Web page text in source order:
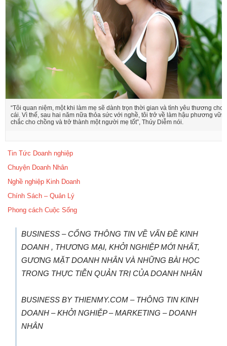
“Tôi quan niệm, một khi làm mẹ sẽ dành trọn thời gian và tình yêu thương cho
cái. Vì thế, sau hai năm nữa thỏa sức với nghề, tôi trở về làm hậu phương
chắc cho chồng và trở thành một người mẹ tốt”, Thúy Diễm nói.
Tin Tức Doanh nghiệp
Chuyện Doanh Nhân
Nghề nghiệp Kinh Doanh
Chính Sách – Quản Lý
Phong cách Cuộc Sống
BUSINESS – CỔNG THÔNG TIN VỀ VẤN ĐỀ KINH
DOANH , THƯƠNG MẠI, KHỞI NGHIỆP MỚI NHẤT,
GƯƠNG MẶT DOANH NHÂN VÀ NHỮNG BÀI HỌC
TRONG THỰC TIỄN QUẢN TRỊ CỦA DOANH NHÂN
BUSINESS BY THIENMY.COM – THÔNG TIN KINH
DOANH – KHỞI NGHIỆP – MARKETING – DOANH
NHÂN